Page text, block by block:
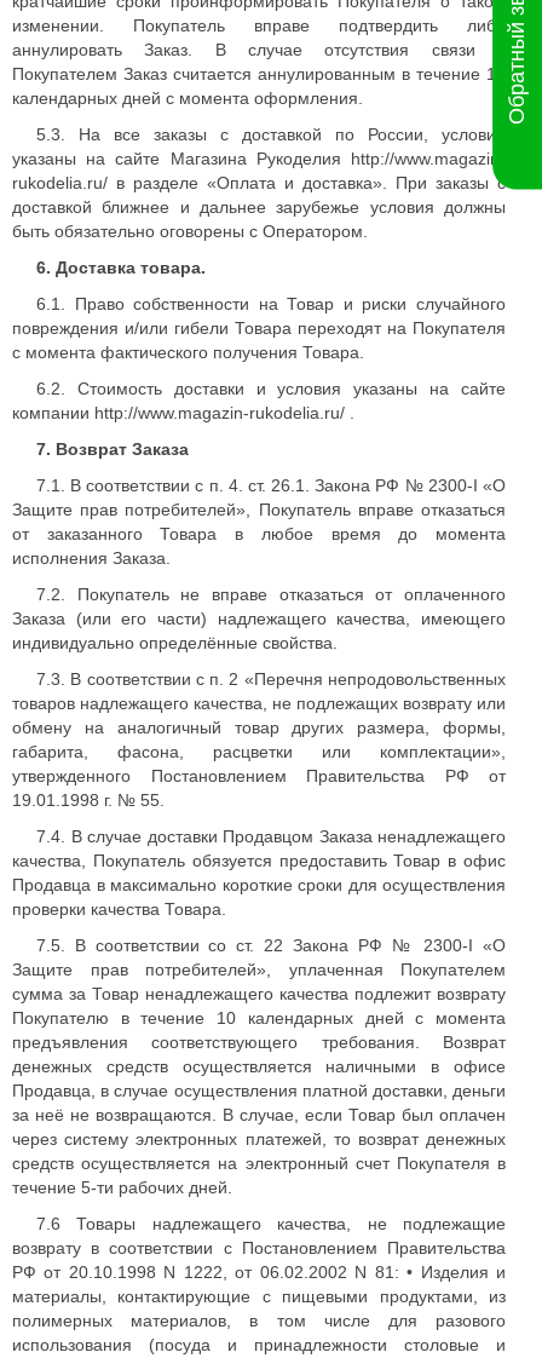
изменении. Покупатель вправе подтвердить либо
аннулировать Заказ. В случае отсутствия связи с
Покупателем Заказ считается аннулированным в течение 14
календарных дней с момента оформления.
5.3. На все заказы с доставкой по России, условия
указаны на сайте Магазина Рукоделия http://www.magazin-
rukodelia.ru/ в разделе «Оплата и доставка». При заказы с
доставкой ближнее и дальнее зарубежье условия должны
быть обязательно оговорены с Оператором.
6. Доставка товара.
6.1. Право собственности на Товар и риски случайного
повреждения и/или гибели Товара переходят на Покупателя
с момента фактического получения Товара.
6.2. Стоимость доставки и условия указаны на сайте
компании http://www.magazin-rukodelia.ru/ .
7. Возврат Заказа
7.1. В соответствии с п. 4. ст. 26.1. Закона РФ № 2300-I «О
Защите прав потребителей», Покупатель вправе отказаться
от заказанного Товара в любое время до момента
исполнения Заказа.
7.2. Покупатель не вправе отказаться от оплаченного
Заказа (или его части) надлежащего качества, имеющего
индивидуально определённые свойства.
7.3. В соответствии с п. 2 «Перечня непродовольственных
товаров надлежащего качества, не подлежащих возврату или
обмену на аналогичный товар других размера, формы,
габарита, фасона, расцветки или комплектации»,
утвержденного Постановлением Правительства РФ от
19.01.1998 г. № 55.
7.4. В случае доставки Продавцом Заказа ненадлежащего
качества, Покупатель обязуется предоставить Товар в офис
Продавца в максимально короткие сроки для осуществления
проверки качества Товара.
7.5. В соответствии со ст. 22 Закона РФ № 2300-I «О
Защите прав потребителей», уплаченная Покупателем
сумма за Товар ненадлежащего качества подлежит возврату
Покупателю в течение 10 календарных дней с момента
предъявления соответствующего требования. Возврат
денежных средств осуществляется наличными в офисе
Продавца, в случае осуществления платной доставки, деньги
за неё не возвращаются. В случае, если Товар был оплачен
через систему электронных платежей, то возврат денежных
средств осуществляется на электронный счет Покупателя в
течение 5-ти рабочих дней.
7.6 Товары надлежащего качества, не подлежащие
возврату в соответствии с Постановлением Правительства
РФ от 20.10.1998 N 1222, от 06.02.2002 N 81: • Изделия и
материалы, контактирующие с пищевыми продуктами, из
полимерных материалов, в том числе для разового
использования (посуда и принадлежности столовые и
Обратный звонок